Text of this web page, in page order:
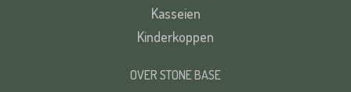
Kasseien
Kinderkoppen
OVER STONE BASE